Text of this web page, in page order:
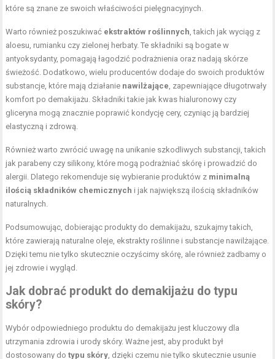
które są znane ze swoich właściwości pielęgnacyjnych.
Warto również poszukiwać ekstraktów roślinnych , takich jak wyciąg z
aloesu, rumianku czy zielonej herbaty. Te składniki są bogate w
antyoksydanty, pomagają łagodzić podrażnienia oraz nadają skórze
świeżość. Dodatkowo, wielu producentów dodaje do swoich produktów
substancje, które mają działanie nawilżające , zapewniające długotrwały
komfort po demakijażu. Składniki takie jak kwas hialuronowy czy
gliceryna mogą znacznie poprawić kondycję cery, czyniąc ją bardziej
elastyczną i zdrową.
Również warto zwrócić uwagę na unikanie szkodliwych substancji, takich
jak parabeny czy silikony, które mogą podrażniać skórę i prowadzić do
alergii. Dlatego rekomenduje się wybieranie produktów z minimalną
ilością składników chemicznych i jak największą ilością składników
naturalnych.
Podsumowując, dobierając produkty do demakijażu, szukajmy takich,
które zawierają naturalne oleje, ekstrakty roślinne i substancje nawilżające.
Dzięki temu nie tylko skutecznie oczyścimy skórę, ale również zadbamy o
jej zdrowie i wygląd.
Jak dobrać produkt do demakijażu do typu
skóry?
Wybór odpowiedniego produktu do demakijażu jest kluczowy dla
utrzymania zdrowia i urody skóry. Ważne jest, aby produkt był
dostosowany dotypu skóry , dzięki czemu nie tylko skutecznie usunie